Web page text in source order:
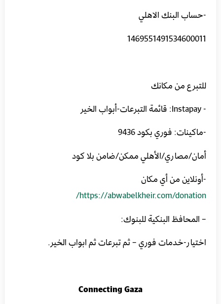
-حساب البنك الاهلي
1469551491534600011
للتبرع من مكانك
‏- Instapay: قائمة التبرعات-أبواب الخير
-ماكينات: فوري بكود 9436
أمان/مصاري/الأهلي ممكن/ضامن بلا كود
-أونلاين من أي مكان
https://abwabelkheir.com/donation/
– المحافظ البنكية للبنوك:
اختيار-خدمات فوري – ثم تبرعات ثم ابواب الخير.
Connecting Gaza